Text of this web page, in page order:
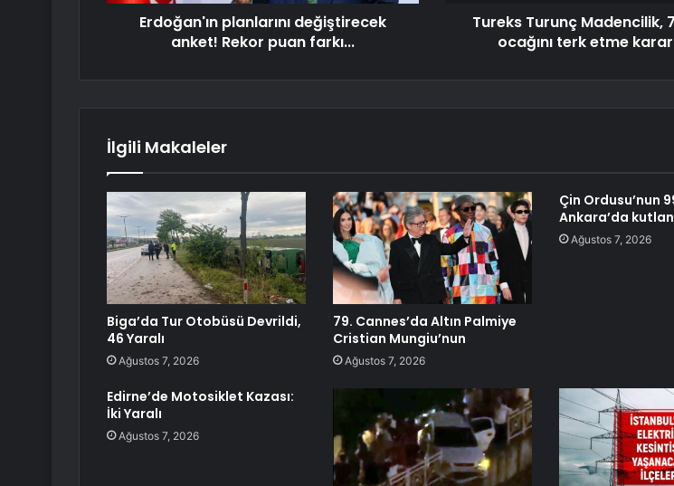
Erdoğan'ın planlarını değiştirecek
anket! Rekor puan farkı...
Tureks Turunç Madencilik,
ocağını terk etme
İlgili Makaleler
Biga’da Tur Otobüsü Devrildi,
46 Yaralı
Ağustos 7, 2026
79. Cannes’da Altın Palmiye
Cristian Mungiu’nun
Ağustos 7, 2026
Çin Ordusu’nun
Ankara’da
Ağustos 7, 2026
Edirne’de Motosiklet Kazası:
İki Yaralı
Ağustos 7, 2026